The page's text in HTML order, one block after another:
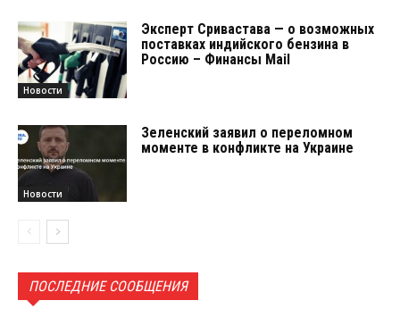
Новости
Эксперт Сривастава — о возможных
поставках индийского бензина в
Россию – Финансы Mail
Новости
Зеленский заявил о переломном
моменте в конфликте на Украине
ПОСЛЕДНИЕ СООБЩЕНИЯ